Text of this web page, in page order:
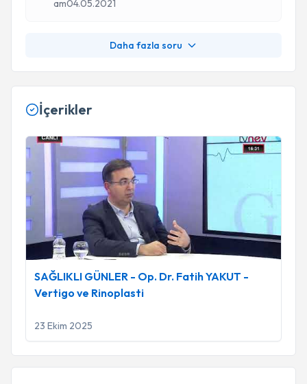
am04.05.2021
Daha fazla soru
İçerikler
SAĞLIKLI GÜNLER - Op. Dr. Fatih YAKUT - Vertigo ve
SAĞLIKLI GÜNLER - Op. Dr. Fatih YAKUT -
Vertigo ve Rinoplasti
23 Ekim 2025